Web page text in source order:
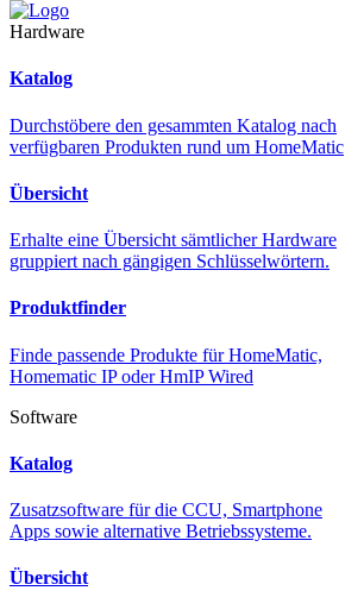
Hardware
Katalog
Durchstöbere den gesammten Katalog nach
verfügbaren Produkten rund um HomeMatic
Übersicht
Erhalte eine Übersicht sämtlicher Hardware
gruppiert nach gängigen Schlüsselwörtern.
Produktfinder
Finde passende Produkte für HomeMatic,
Homematic IP oder HmIP Wired
Software
Katalog
Zusatzsoftware für die CCU, Smartphone
Apps sowie alternative Betriebssysteme.
Übersicht